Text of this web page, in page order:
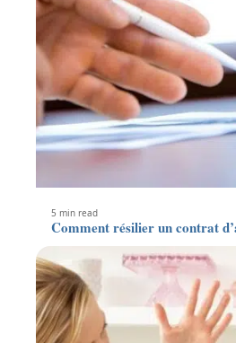
5 min read
Comment résilier un contrat